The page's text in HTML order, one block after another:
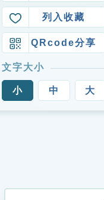
列入收藏
QRcode分享
文字大小
小 中 大